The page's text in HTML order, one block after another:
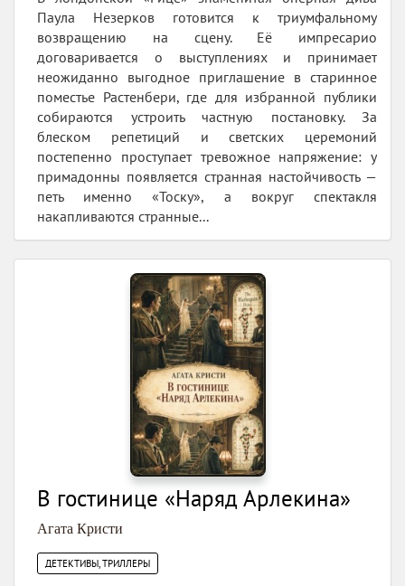
Паула Незерков готовится к триумфальному
возвращению на сцену. Её импресарио
договаривается о выступлениях и принимает
неожиданно выгодное приглашение в старинное
поместье Растенбери, где для избранной публики
собираются устроить частную постановку. За
блеском репетиций и светских церемоний
постепенно проступает тревожное напряжение: у
примадонны появляется странная настойчивость —
петь именно «Тоску», а вокруг спектакля
накапливаются странные...
В гостинице «Наряд Арлекина»
Агата Кристи
ДЕТЕКТИВЫ, ТРИЛЛЕРЫ